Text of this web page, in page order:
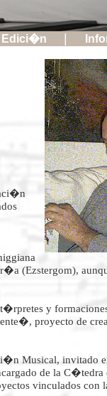
Edici�n
(Ezstergom),
y
proyecto de
Musical, invitado
de la
vinculados con